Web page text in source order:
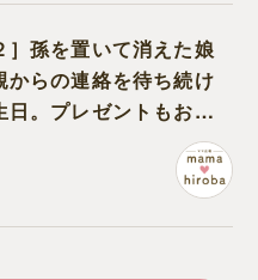
］孫を置いて消えた娘
からの連絡を待ち続け
日。プレゼントもお祝